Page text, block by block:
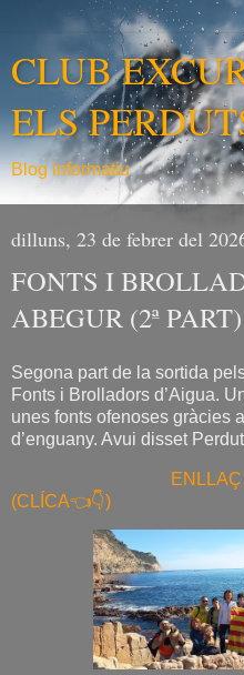
CLUB
ELS
Blog informatiu
dilluns, 23 de febrer del
FONTS I
ABEGUR (2ª
Segona part de la sortida
Fonts i Brolladors d’Aigua.
unes fonts ofenoses gràcies
d’enguany. Avui disset
(CLÍCA👈👇)